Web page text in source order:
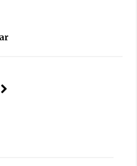
Arrosaren 20 urteez